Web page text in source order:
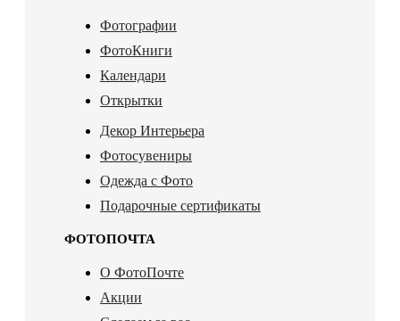
Фотографии
ФотоКниги
Календари
Открытки
Декор Интерьера
Фотосувениры
Одежда с Фото
Подарочные сертификаты
ФОТОПОЧТА
О ФотоПочте
Акции